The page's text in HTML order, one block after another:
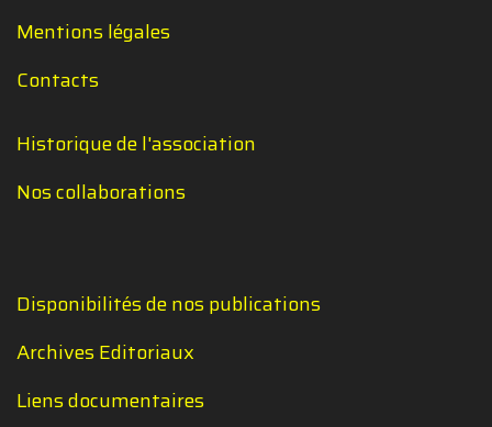
Mentions légales
Contacts
Historique de l'association
Nos collaborations
Disponibilités de nos publications
Archives Editoriaux
Liens documentaires